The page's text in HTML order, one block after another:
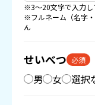
※3〜20文字で入力し
※フルネーム（名字
ん
せいべつ 必須
男 女 選択